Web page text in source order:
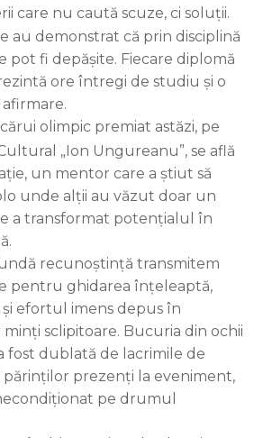
care nu caută scuze, ci soluții.
au demonstrat că prin disciplină
pot fi depășite. Fiecare diplomă
ore întregi de studiu și o
olimpic premiat astăzi, pe
„Ion Ungureanu”, se află
un mentor care a știut să
unde alții au văzut doar un
a transformat potențialul în
recunoștință transmitem
pentru ghidarea înțeleaptă,
efortul imens depus în
sclipitoare. Bucuria din ochii
fost dublată de lacrimile de
părinților prezenți la eveniment,
pe drumul